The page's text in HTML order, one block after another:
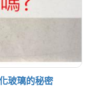
玻璃的秘密